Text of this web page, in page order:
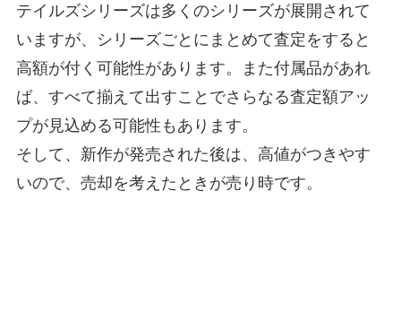
テイルズシリーズは多くのシリーズが展開されて
いますが、シリーズごとにまとめて査定をすると
高額が付く可能性があります。また付属品があれ
ば、すべて揃えて出すことでさらなる査定額アッ
プが見込める可能性もあります。
そして、新作が発売された後は、高値がつきやす
いので、売却を考えたときが売り時です。